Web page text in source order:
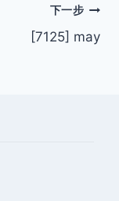
下一步
[7125] may